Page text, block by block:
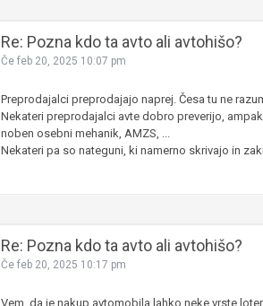
Re: Pozna kdo ta avto ali avtohišo?
Če feb 20, 2025 10:07 pm
Preprodajalci preprodajajo naprej. Česa tu ne
Nekateri preprodajalci avte dobro preverijo,
noben osebni mehanik, AMZS, ...
Nekateri pa so nateguni, ki namerno skrivajo in
Re: Pozna kdo ta avto ali avtohišo?
Če feb 20, 2025 10:17 pm
Vem, da je nakup avtomobila lahko neke vrste